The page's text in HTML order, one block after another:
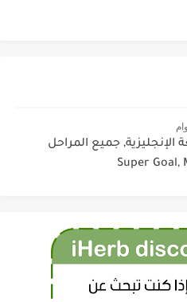
الإنجليزية, جميع المراحل
Super Goal,